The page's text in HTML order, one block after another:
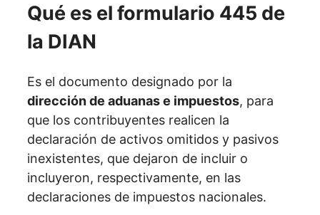
Qué es el formulario 445 de
la DIAN
Es el documento designado por la
dirección de aduanas e impuestos, para
que los contribuyentes realicen la
declaración de activos omitidos y pasivos
inexistentes, que dejaron de incluir o
incluyeron, respectivamente, en las
declaraciones de impuestos nacionales.